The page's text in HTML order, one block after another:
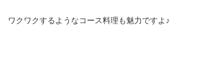
ワクワクするようなコース料理も魅力ですよ♪